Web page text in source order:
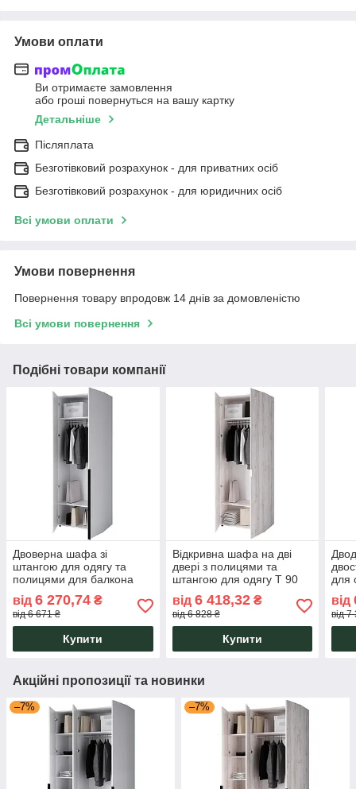
Умови оплати
Ви отримаєте замовлення
або гроші повернуться на вашу картку
Детальніше
Післяплата
Безготівковий розрахунок - для приватних осіб
Безготівковий розрахунок - для юридичних осіб
Всі умови оплати
Умови повернення
Повернення товару впродовж 14 днів за домовленістю
Всі умови повернення
Подібні товари компанії
Двоверна шафа зі
штангою для одягу та
полицями для балкона
ДОМ 700х500х2400 Білий
ДСП
від 6 270,74 ₴
від 6 671 ₴
Купити
Відкривна шафа на дві
двері з полицями та
штангою для одягу Т 90
Крафт Білий ДСП
від 6 418,32₴
від 6 828 ₴
Купити
для
від
від
Акційні пропозиції та новинки
–7% –7%